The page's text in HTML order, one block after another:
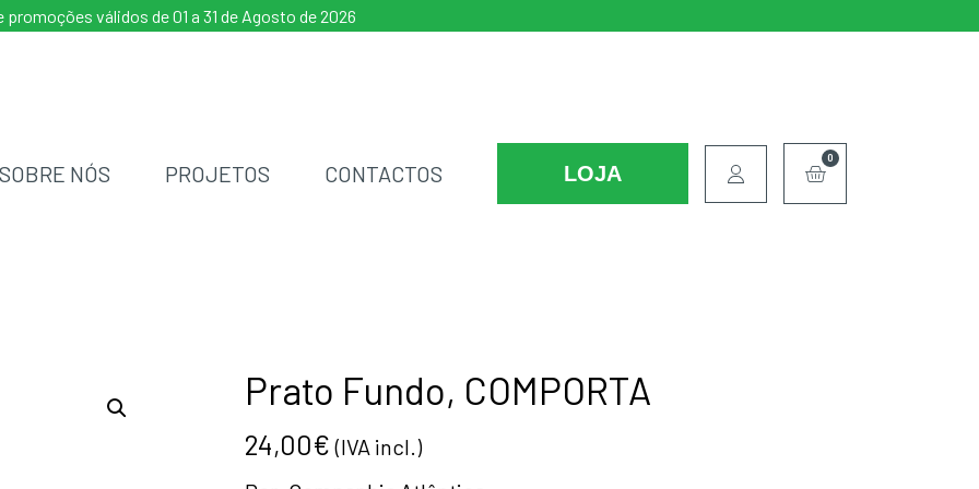
válidos de 01 a 31 de Agosto de 2026
SOBRE NÓS PROJETOS CONTACTOS LOJA
0
Prato Fundo, COMPORTA
24,00€ (IVA incl.)